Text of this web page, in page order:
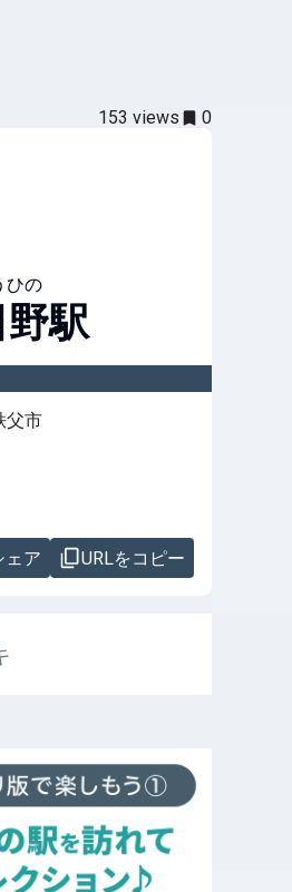
153 views 0
ひの
駅
父市
ェア URLをコピー